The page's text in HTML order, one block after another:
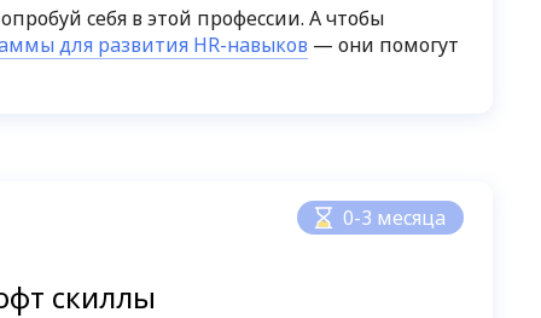
себя в этой профессии. А чтобы
для развития HR-навыков — они помогут
0-3 месяца
скиллы